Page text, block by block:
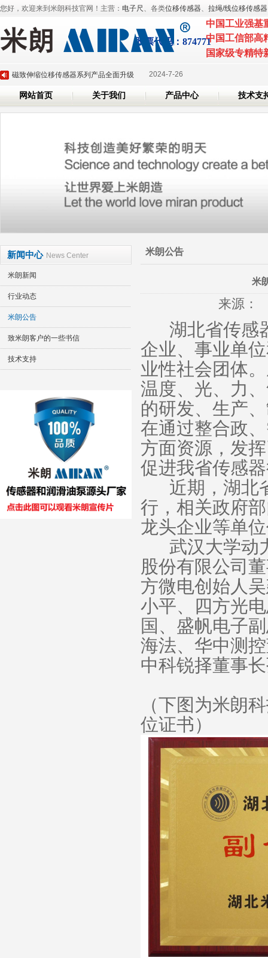
您好，欢迎来到米朗科技官网！主营： 电子尺 、各类位移传感器、 拉绳/线位移传感器
股票代 码：874771
中国工业强基
中国工信部高
国家级专精特
深圳市米朗科技有限公司展会邀请：CHINAPLAS 2025 国际橡塑展 2025-3-
米朗即将参加2025年深圳国际传感器与应用技术展览会 2025-3-6
磁致伸缩位移传感器系列产品全面升级 2024-7-26
米朗科技荣任湖北省传感器行业协会副会长单位证书 2024-6-7
深圳市米朗科技有限公司展会邀请：CHINAPLAS 2025 国际橡塑展
米朗即将参加2025年深圳国际传感器与应用技术展览会 2025-3-6
磁致伸缩位移传感器系列产品全面升级 2024-7-26
米朗科技荣任湖北省传感器行业协会副会长单位证书 2024-6-7
网站首页 关于我们 产品中心 技术支
新闻中心 News Center
米朗新闻
行业动态
米朗公告
致米朗客户的一些书信
技术支持
米朗公告
米
来源：
湖北省传感
企业、事业单
业性社会团体
温度、光、力
的研发、生产
在通过整合政
方面资源，发
促进我省传感
近期，湖北
行，相关政府
龙头企业等单
武汉大学动
股份有限公司
方微电创始人
小平、四方光
国、盛帆电子
海法、华中测
中科锐择董事
（下图为米朗
位证书）